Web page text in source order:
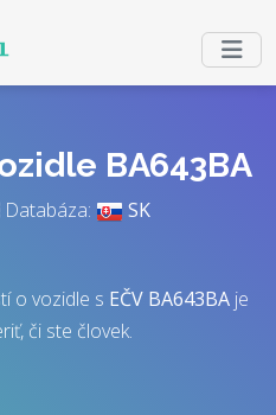
BA643BA
Databáza: SK
o vozidle s EČV BA643BA je
či ste človek.